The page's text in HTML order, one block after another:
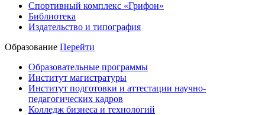
Спортивный комплекс «Грифон»
Библиотека
Издательство и типография
Образование Перейти
Образовательные программы
Институт магистратуры
Институт подготовки и аттестации научно-
педагогических кадров
Колледж бизнеса и технологий